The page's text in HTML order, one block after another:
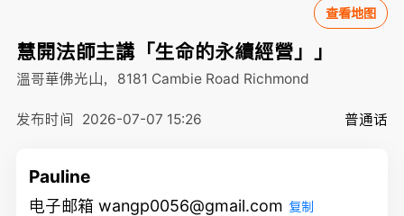
查看地图
慧開法師主講「生命的永續經營」」
溫哥華佛光山，8181 Cambie Road Richmond
发布时间 2026-07-07 15:26 普通话
Pauline
电子邮箱 wangp0056@gmail.com 复制